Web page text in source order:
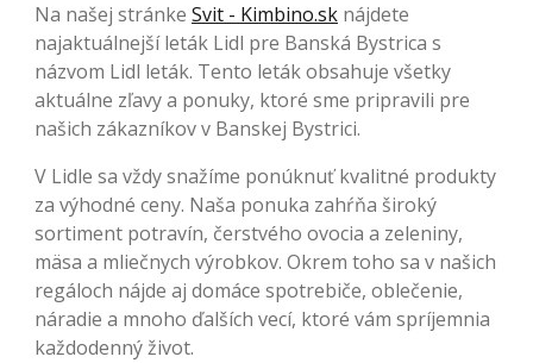
Na našej stránke Svit - Kimbino.sk nájdete
najaktuálnejší leták Lidl pre Banská Bystrica s
názvom Lidl leták. Tento leták obsahuje všetky
aktuálne zľavy a ponuky, ktoré sme pripravili pre
našich zákazníkov v Banskej Bystrici.
V Lidle sa vždy snažíme ponúknuť kvalitné produkty
za výhodné ceny. Naša ponuka zahŕňa široký
sortiment potravín, čerstvého ovocia a zeleniny,
mäsa a mliečnych výrobkov. Okrem toho sa v našich
regáloch nájde aj domáce spotrebiče, oblečenie,
náradie a mnoho ďalších vecí, ktoré vám spríjemnia
každodenný život.